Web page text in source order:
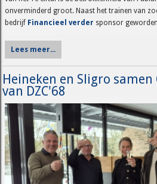
onverminderd groot. Naast het trainen van
bedrijf Financieel verder sponsor
Lees meer...
Heineken en Sligro
van DZC'68